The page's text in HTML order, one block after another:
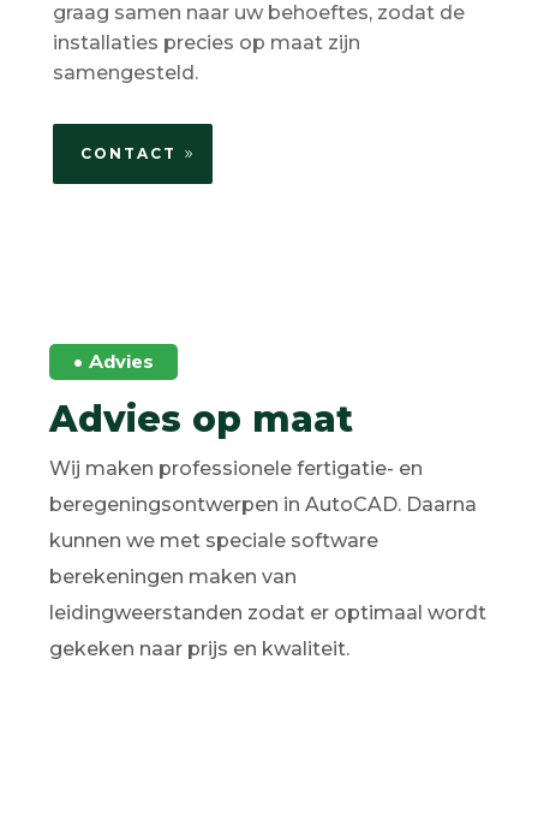
graag samen naar uw behoeftes, zodat de
installaties precies op maat zijn
samengesteld.
CONTACT
• Advies
Advies op maat
Wij maken professionele fertigatie- en
beregeningsontwerpen in AutoCAD. Daarna
kunnen we met speciale software
berekeningen maken van
leidingweerstanden zodat er optimaal wordt
gekeken naar prijs en kwaliteit.